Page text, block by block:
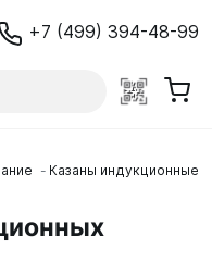
+7 (499) 394-48-99
Казаны индукционные